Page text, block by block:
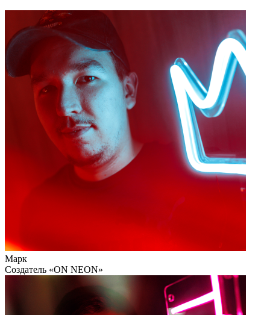
Марк
Cоздатель «ON NEON»